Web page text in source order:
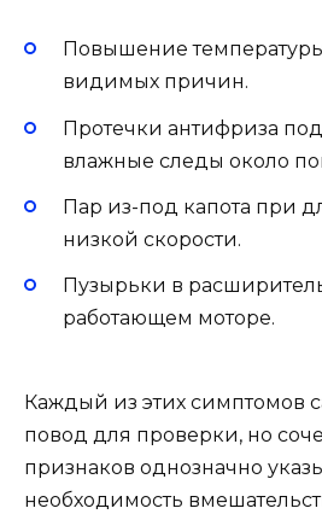
Повышение
видимых причин.
Протечки антифриза
влажные следы около
Пар из-под капота при
низкой скорости.
Пузырьки в
работающем моторе.
Каждый из этих симптомов
повод для проверки, но
признаков однозначно
необходимость